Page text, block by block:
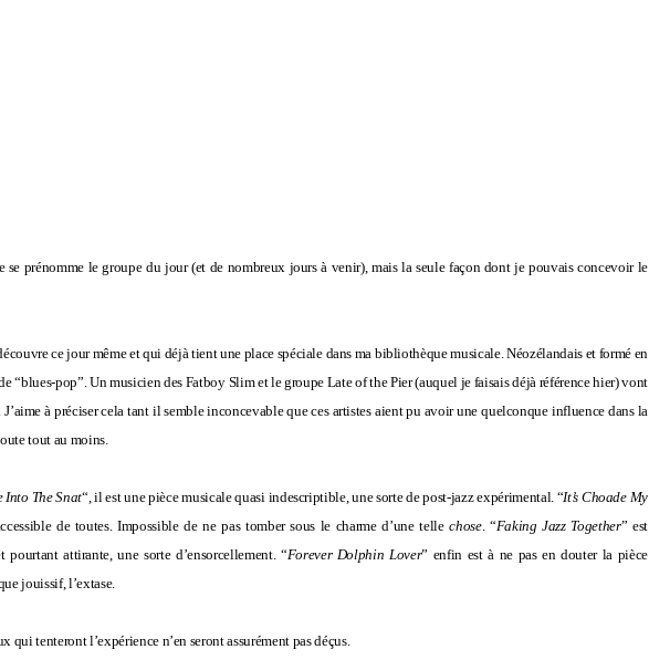
se prénomme le groupe du jour (et de nombreux jours à venir), mais la seule façon dont je pouvais concevoir le
ce jour même et qui déjà tient une place spéciale dans ma bibliothèque musicale. Néozélandais et formé en
“blues-pop”. Un musicien des Fatboy Slim et le groupe Late of the Pier (auquel je faisais déjà référencehier) vont
à préciser cela tant il semble inconcevable que ces artistes aient pu avoir une quelconque influence dans la
tout au moins.
Into The Snat“, il est une pièce musicale quasi indescriptible, une sorte de post-jazz expérimental. “It’s Choade My
de toutes. Impossible de ne pas tomber sous le charme d’une tellechose. “Faking Jazz Together” est
attirante, une sorte d’ensorcellement. “Forever Dolphin Lover” enfin est à ne pas en douter la pièce
jouissif, l’extase.
qui tenteront l’expérience n’en seront assurément pas déçus.